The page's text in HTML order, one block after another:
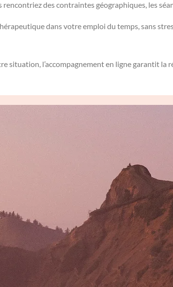
des contraintes géographiques, les
dans votre emploi du temps, sans
situation, l’accompagnement en ligne garantit la